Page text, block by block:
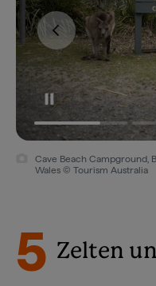
Cave Beach Campground,
Wales © Tourism Australia
5 Zelten